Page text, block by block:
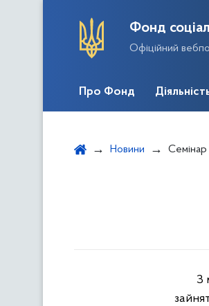
Фонд
Офіційний
Про Фонд
Новини Семінар
З